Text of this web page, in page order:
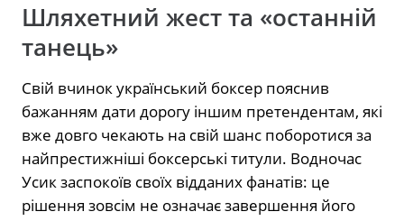
Шляхетний жест та «останній
танець»
Свій вчинок український боксер пояснив
бажанням дати дорогу іншим претендентам, які
вже довго чекають на свій шанс поборотися за
найпрестижніші боксерські титули. Водночас
Усик заспокоїв своїх відданих фанатів: це
рішення зовсім не означає завершення його